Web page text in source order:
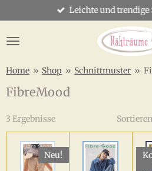
Hauptinhalt
springen
Leichte und trendige
Home » Shop » Schnittmuster »
FibreMood
3 Ergebnisse
Neu!